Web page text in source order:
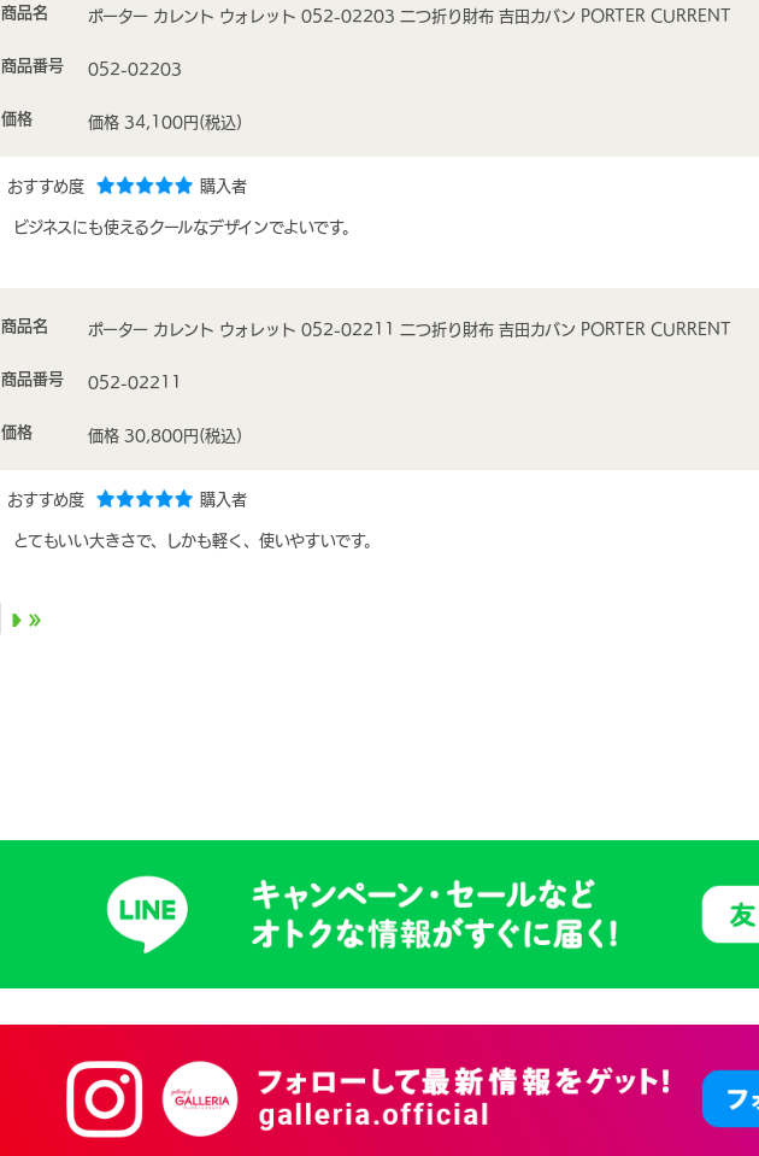
商品名 ポーター カレント ウォレット 052-02203 二つ折り財布 吉田カバン PORTER CURRENT
商品番号 052-02203
価格 価格 34,100円 (税込)
おすすめ度 購入者
ビジネスにも使えるクールなデザインでよいです。
商品名 ポーター カレント ウォレット 052-02211 二つ折り財布 吉田カバン PORTER CURRENT
商品番号 052-02211
価格 価格 30,800円 (税込)
おすすめ度 購入者
とてもいい大きさで、しかも軽く、使いやすいです。